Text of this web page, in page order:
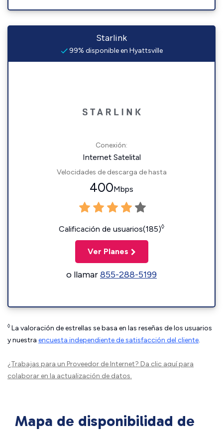
Starlink
99% disponible en Hyattsville
Conexión:
Internet Satelital
Velocidades de descarga de hasta
400Mbps
Calificación de usuarios(185)◊
Ver Planes
o llamar855-288-5199
◊ La valoración de estrellas se basa en las reseñas de los usuarios
y nuestra encuesta independiente de satisfacción del cliente.
¿Trabajas para un Proveedor de Internet? Da clic aquípara
colaborar en la actualización de datos.
Mapa de disponibilidad de